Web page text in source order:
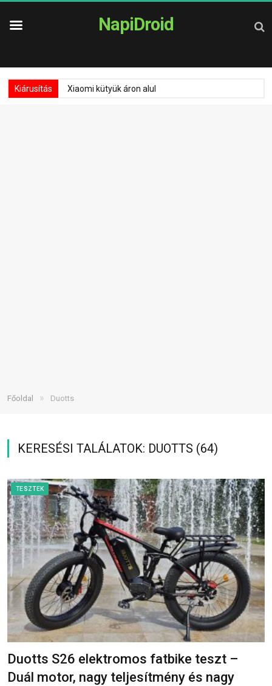
NapiDroid
Kiárusítás Xiaomi kütyük áron alul
Főoldal » Duotts
KERESÉSI TALÁLATOK: DUOTTS (64)
TESZTEK
Duotts S26 elektromos fatbike teszt –
Duál motor, nagy teljesítmény és nagy